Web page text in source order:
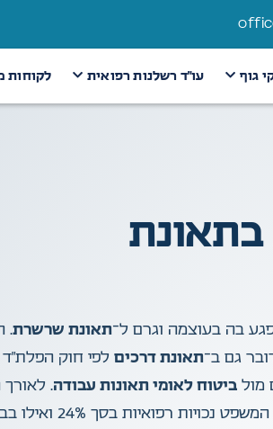
גוף עו״ד רשלנות רפואית לקוחות
בתאונת
בה בעוצמה וגרם ל־תאונת שרשרת.
גם ב־תאונת דרכים לפי חוק הפלת”ד
מולביטוח לאומי תאונות עבודה. לאורך
, ונקבעו לה בבית